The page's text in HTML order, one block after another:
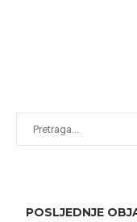
POSLJEDNJE